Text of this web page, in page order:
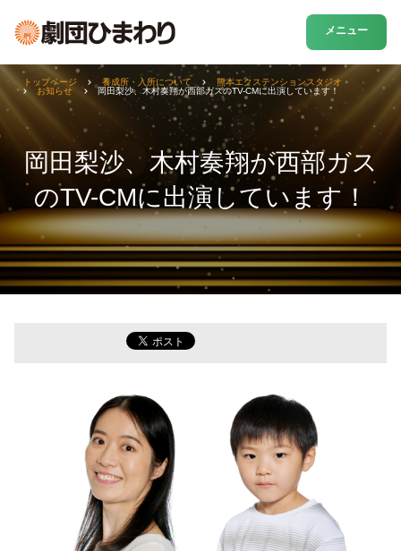
メニュー
岡田梨沙、木村奏翔が西部ガス
のTV-CMに出演しています！
トップページ 養成所・入所について
熊本エクステンションスタジオ
お知らせ
岡田梨沙、木村奏翔が西部ガスのTV-CMに出演しています！